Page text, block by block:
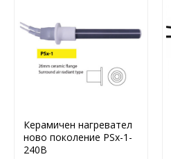
Керамичен нагревател
ново поколение PSx-1-
240B